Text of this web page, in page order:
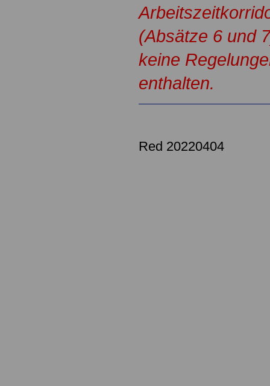
(Absätze 6 und
keine
enthalten.
Red 20220404